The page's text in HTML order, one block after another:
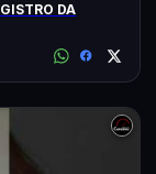
DA